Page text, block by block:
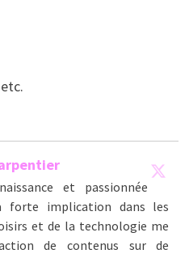
et passionnée
forte implication dans les
et de la technologie me
de contenus sur de